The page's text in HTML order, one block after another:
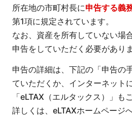
所在地の市町村長に申告する義
第1項に規定されています。
なお、資産を所有していない場
申告をしていただく必要がありま
申告の詳細は、下記の「申告の
ていただくか、インターネット
「eLTAX（エルタックス）」も
詳しくは、eLTAXホームページ